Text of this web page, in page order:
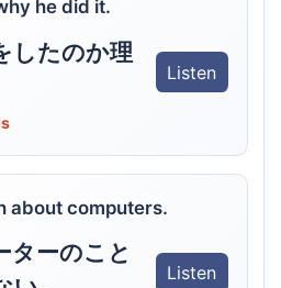
he did it.
したのか理
Listen
about computers.
ターのこと
Listen